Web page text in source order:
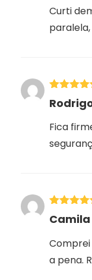
Curti
Avaliação
de 5
Fica
Avaliação
de 5
Comprei
a pena.